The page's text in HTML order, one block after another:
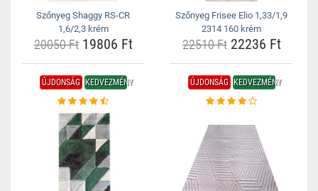
Szőnyeg Shaggy RS-CR
1,6/2,3 krém
20050 Ft19806 Ft
Szőnyeg Frisee Elio 1,33/1,9
2314 160 krém
22510 Ft22236 Ft
ÚJDONSÁG KEDVEZMÉNY ÚJDONSÁG KEDVEZMÉNY